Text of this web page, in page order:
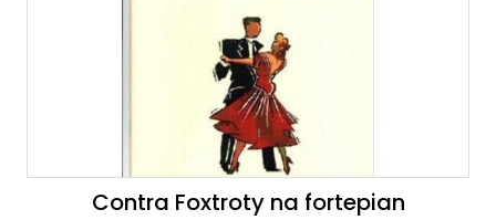
Contra Foxtroty na fortepian